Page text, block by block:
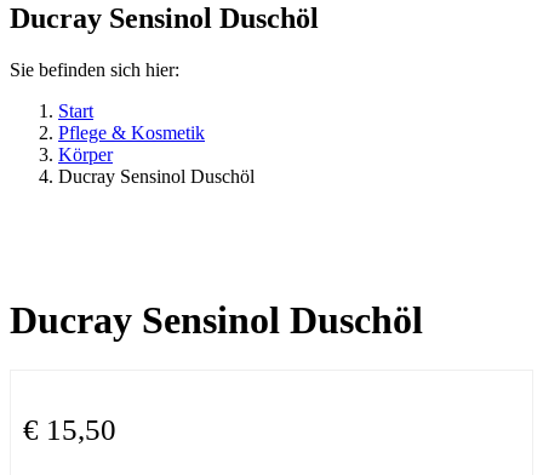
Ducray Sensinol Duschöl
Sie befinden sich hier:
Start
Pflege & Kosmetik
Körper
Ducray Sensinol Duschöl
Ducray Sensinol Duschöl
€ 15,50